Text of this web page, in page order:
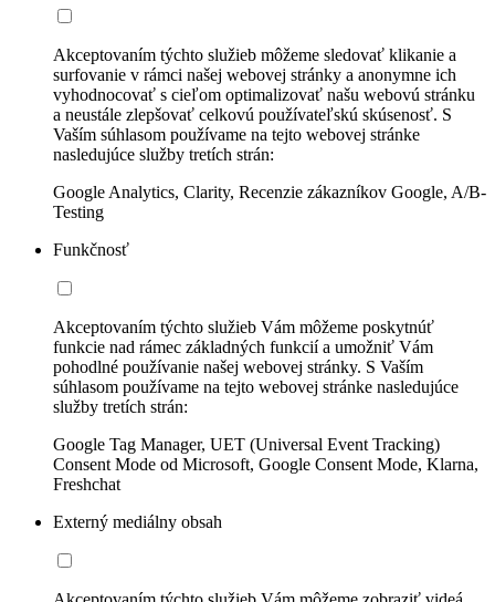
Akceptovaním týchto služieb môžeme sledovať klikanie a
surfovanie v rámci našej webovej stránky a anonymne ich
vyhodnocovať s cieľom optimalizovať našu webovú stránku
a neustále zlepšovať celkovú používateľskú skúsenosť. S
Vaším súhlasom používame na tejto webovej stránke
nasledujúce služby tretích strán:
Google Analytics, Clarity, Recenzie zákazníkov Google, A/B-
Testing
Funkčnosť
Akceptovaním týchto služieb Vám môžeme poskytnúť
funkcie nad rámec základných funkcií a umožniť Vám
pohodlné používanie našej webovej stránky. S Vaším
súhlasom používame na tejto webovej stránke nasledujúce
služby tretích strán:
Google Tag Manager, UET (Universal Event Tracking)
Consent Mode od Microsoft, Google Consent Mode, Klarna,
Freshchat
Externý mediálny obsah